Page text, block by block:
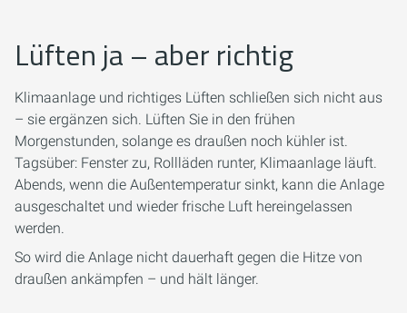
Lüften ja – aber richtig
Klimaanlage und richtiges Lüften schließen sich nicht aus
– sie ergänzen sich. Lüften Sie in den frühen
Morgenstunden, solange es draußen noch kühler ist.
Tagsüber: Fenster zu, Rollläden runter, Klimaanlage läuft.
Abends, wenn die Außentemperatur sinkt, kann die Anlage
ausgeschaltet und wieder frische Luft hereingelassen
werden.
So wird die Anlage nicht dauerhaft gegen die Hitze von
draußen ankämpfen – und hält länger.